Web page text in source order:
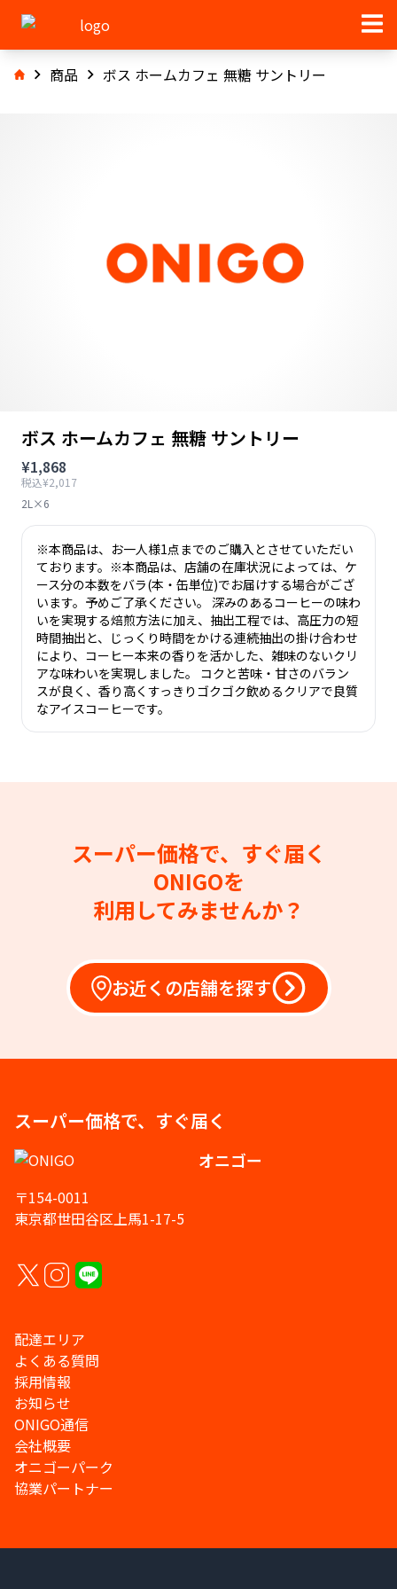
商品 ボス ホームカフェ 無糖 サントリー
ボス ホームカフェ 無糖 サントリー
¥1,868
税込¥2,017
2L×6
※本商品は、お一人様1点までのご購入とさせていただい
ております。※本商品は、店舗の在庫状況によっては、ケ
ース分の本数をバラ(本・缶単位)でお届けする場合がござ
います。予めご了承ください。 深みのあるコーヒーの味わ
いを実現する焙煎方法に加え、抽出工程では、高圧力の短
時間抽出と、じっくり時間をかける連続抽出の掛け合わせ
により、コーヒー本来の香りを活かした、雑味のないクリ
アな味わいを実現しました。 コクと苦味・甘さのバラン
スが良く、香り高くすっきりゴクゴク飲めるクリアで良質
なアイスコーヒーです。
スーパー価格で、すぐ届く
ONIGOを
利用してみませんか？
お近くの店舗を探す
スーパー価格で、すぐ届く
オニゴー
〒154-0011
東京都世田谷区上馬1-17-5
配達エリア
よくある質問
採用情報
お知らせ
ONIGO通信
会社概要
オニゴーパーク
協業パートナー